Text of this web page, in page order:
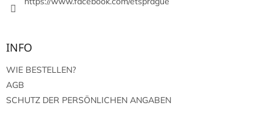
INFO
WIE BESTELLEN?
AGB
SCHUTZ DER PERSÖNLICHEN ANGABEN